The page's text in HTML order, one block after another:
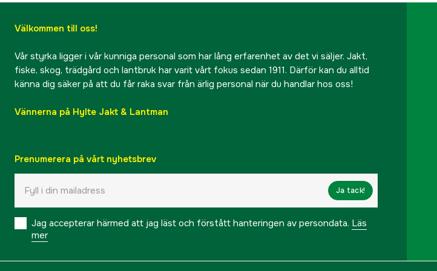
Välkommen till oss!
Vår styrka ligger i vår kunniga personal som har lång erfarenhet av det vi säljer. Jakt,
fiske, skog, trädgård och lantbruk har varit vårt fokus sedan 1911. Därför kan du alltid
känna dig säker på att du får raka svar från ärlig personal när du handlar hos oss!
Vännerna på Hylte Jakt & Lantman
Prenumerera på vårt nyhetsbrev
Ja tack!
Jag accepterar härmed att jag läst och förstått hanteringen av persondata. Läs
mer